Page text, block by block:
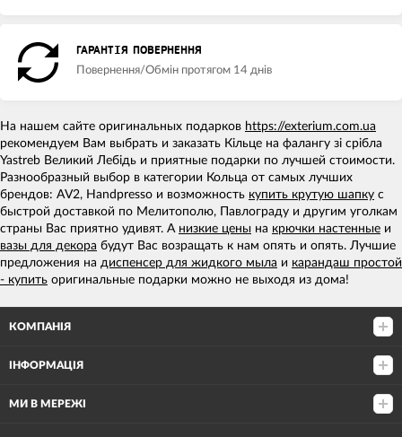
ГАРАНТІЯ ПОВЕРНЕННЯ
Повернення/Обмін протягом 14 днів
На нашем сайте оригинальных подарков https://exterium.com.ua
рекомендуем Вам выбрать и заказать Кільце на фалангу зі срібла
Yastreb Великий Лебідь и приятные подарки по лучшей стоимости.
Разнообразный выбор в категории Кольца от самых лучших
брендов: AV2, Handpresso и возможность купить крутую шапку с
быстрой доставкой по Мелитополю, Павлограду и другим уголкам
страны Вас приятно удивят. А низкие цены на крючки настенные и
вазы для декора будут Вас возращать к нам опять и опять. Лучшие
предложения на диспенсер для жидкого мыла и карандаш простой
- купить оригинальные подарки можно не выходя из дома!
КОМПАНІЯ
ІНФОРМАЦІЯ
МИ В МЕРЕЖІ